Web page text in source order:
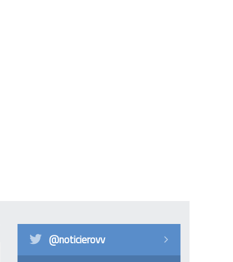
@noticierovv